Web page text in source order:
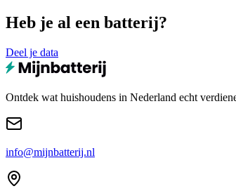
Heb je al een batterij?
Deel je data
Ontdek wat huishoudens in Nederland echt
info@mijnbatterij.nl